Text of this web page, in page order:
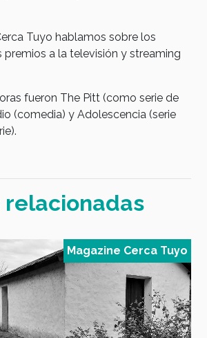
Tuyo hablamos sobre los
premios a la televisión y streaming
fueron The Pitt (como serie de
(comedia) y Adolescencia (serie
relacionadas
Magazine Cerca Tuyo